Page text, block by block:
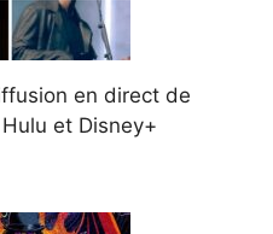
en direct de
et Disney+